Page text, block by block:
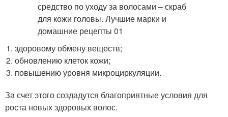
здоровому обмену веществ;
обновлению клеток кожи;
повышению уровня микроциркуляции.
За счет этого создадутся благоприятные условия для
роста новых здоровых волос.